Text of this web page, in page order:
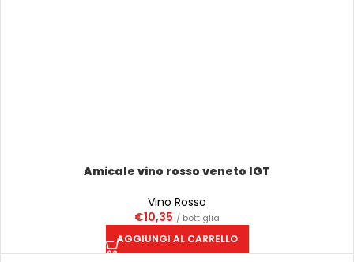
Amicale vino rosso veneto IGT
Vino Rosso
€10,35 / bottiglia
AGGIUNGI AL CARRELLO